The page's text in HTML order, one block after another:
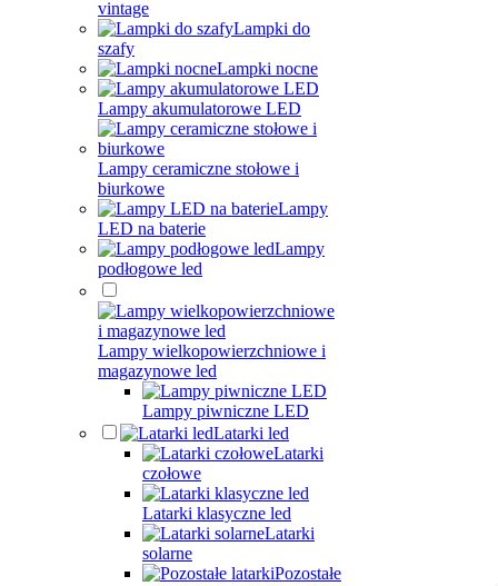
vintage
Lampki do
szafy
Lampki nocne
Lampy akumulatorowe LED
Lampy ceramiczne stołowe i
biurkowe
Lampy
LED na baterie
Lampy
podłogowe led
Lampy wielkopowierzchniowe i
magazynowe led
Lampy piwniczne LED
Latarki led
Latarki
czołowe
Latarki klasyczne led
Latarki
solarne
Pozostałe